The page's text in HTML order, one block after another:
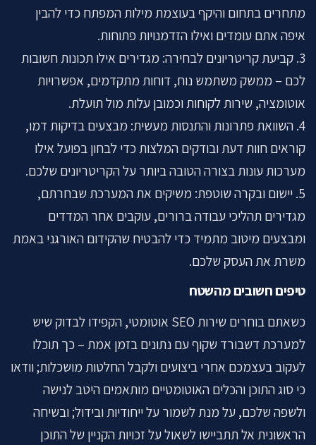
מתחרים בתחום והיקף בעוצמת מילות המפתח כדי להבין
איפה אתם עומדים ואילו הזדמנויות פתוחות.
3. קביעת קריטריונים לבחירה: מגדירים אילו תכונות חשובות
לכם – ממשק משתמש נוח, דוחות מתקדמים, אפשרויות
אוטומציה, שירות לקוחות וכמובן עלות מול תועלת.
4. השוואת פתרונות והתנסות מעשית: מבצעים בדיקות דמו,
קוראים חוות דעת ובודקים המלצות כדי לבחון בפועל אילו
מערכות עונות בצורה הטובה ביותר על הקריטריונים שלכם.
5. יישום ובקרה שוטפת: משיקים את המערכת שבחרתם,
מגדירים תהליכי עבודה ברורים, עוקבים אחר המדדים
ומבצעים מיטוב מתמיד כדי להבטיח שהקידום האורגני באמת
משרת את העסק שלכם.
טיפים חשובים מהשטח
כשאתם בוחרים שירות SEO אוטומטי, הקפידו לבדוק שיש
למערכת דשבורד שקוף עם נתונים בזמן אמת – כך תוכלו
לעקוב בעצמכם אחרי ביצועים ולקבל החלטות מושכלות; וודאו
כי סוג התוכן והכלים האוטומטיים מותאמים היטב לנישה
ולשפה שלכם, על מנת לשמור על ייחודיות ובידול; ובשיחה
הראשונית אל תתביישו לשאול על זכויות הקניין של התוכן